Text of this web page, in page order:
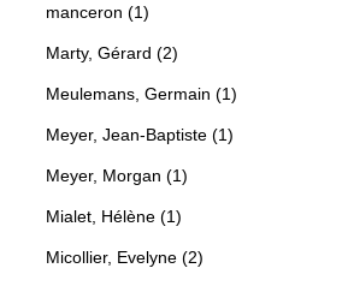
manceron (1)
Marty, Gérard (2)
Meulemans, Germain (1)
Meyer, Jean-Baptiste (1)
Meyer, Morgan (1)
Mialet, Hélène (1)
Micollier, Evelyne (2)